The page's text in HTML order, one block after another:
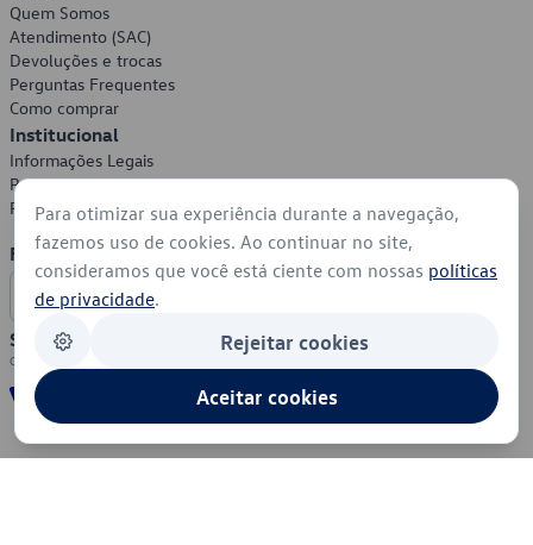
Quem Somos
Atendimento (SAC)
Devoluções e trocas
Perguntas Frequentes
Como comprar
Institucional
Informações Legais
Política de Privacidade
Política de Cookies
Formas de Pagamento
Segurança
Para otimizar sua experiência durante a navegação,
fazemos uso de cookies. Ao continuar no site,
consideramos que você está ciente com nossas políticas
de privacidade.
Rejeitar cookies
Aceitar cookies